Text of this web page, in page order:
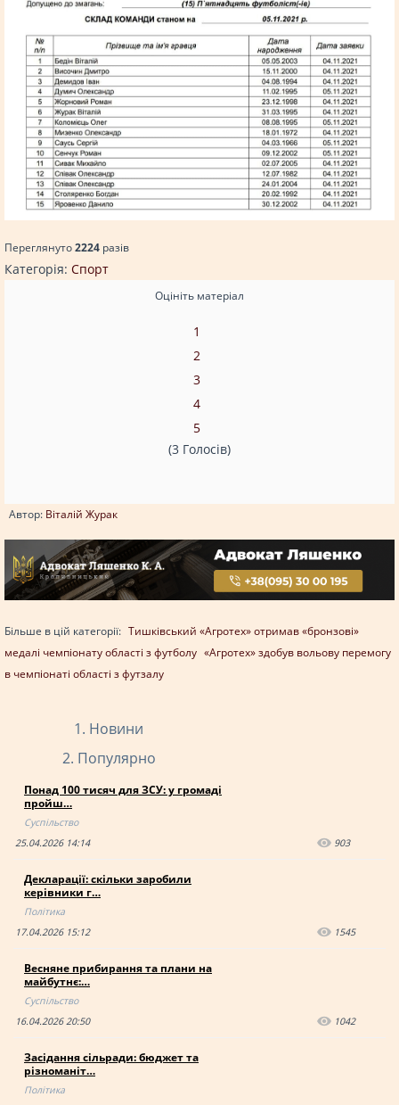
Переглянуто2224 разiв
Категорія: Спорт
Оцініть матеріал
1
2
3
4
5
(3 Голосів)
Автор: Віталій Журак
Більше в цій категорії: Тишківський «Агротех» отримав «бронзові»
медалі чемпіонату області з футболу «Агротех» здобув вольову перемогу
в чемпіонаті області з футзалу
Новини
Популярно
Понад 100 тисяч для ЗСУ: у громаді
пройш…
Суспільство
25.04.2026 14:14
903
Декларації: скільки заробили
керівники г…
Політика
17.04.2026 15:12
1545
Весняне прибирання та плани на
майбутнє:…
Суспільство
16.04.2026 20:50
1042
Засідання сільради: бюджет та
різноманіт…
Політика